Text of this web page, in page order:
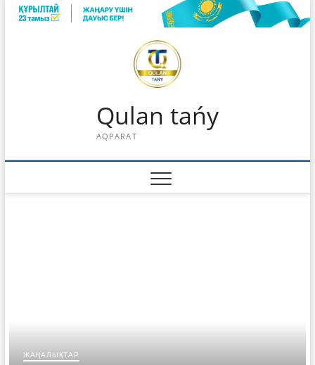
Skip
Qulan tańy
AQPARAT
ЖАҢАЛЫҚТАР